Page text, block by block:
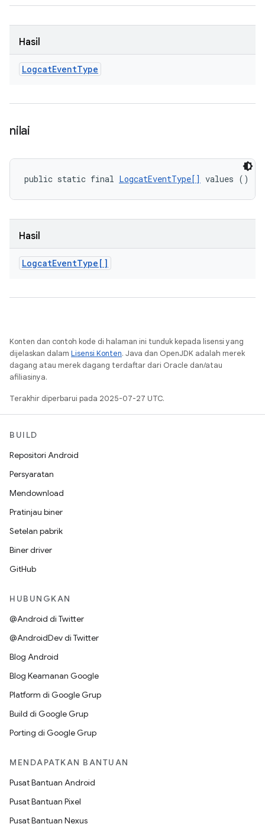
Hasil
LogcatEventType
nilai
public static final LogcatEventType[] values ()
Hasil
LogcatEventType[]
Konten dan contoh kode di halaman ini tunduk kepada lisensi yang
dijelaskan dalam Lisensi Konten. Java dan OpenJDK adalah merek
dagang atau merek dagang terdaftar dari Oracle dan/atau
afiliasinya.
Terakhir diperbarui pada 2025-07-27 UTC.
BUILD
Repositori Android
Persyaratan
Mendownload
Pratinjau biner
Setelan pabrik
Biner driver
GitHub
HUBUNGKAN
@Android di Twitter
@AndroidDev di Twitter
Blog Android
Blog Keamanan Google
Platform di Google Grup
Build di Google Grup
Porting di Google Grup
MENDAPATKAN BANTUAN
Pusat Bantuan Android
Pusat Bantuan Pixel
Pusat Bantuan Nexus